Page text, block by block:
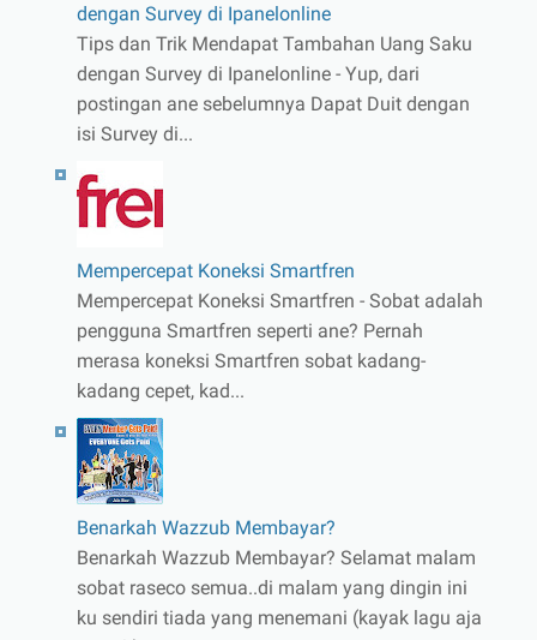
dengan Survey di Ipanelonline
Tips dan Trik Mendapat Tambahan Uang Saku
dengan Survey di Ipanelonline - Yup, dari
postingan ane sebelumnya Dapat Duit dengan
isi Survey di...
Mempercepat Koneksi Smartfren
Mempercepat Koneksi Smartfren - Sobat adalah
pengguna Smartfren seperti ane? Pernah
merasa koneksi Smartfren sobat kadang-
kadang cepet, kad...
Benarkah Wazzub Membayar?
Benarkah Wazzub Membayar? Selamat malam
sobat raseco semua..di malam yang dingin ini
ku sendiri tiada yang menemani (kayak lagu aja